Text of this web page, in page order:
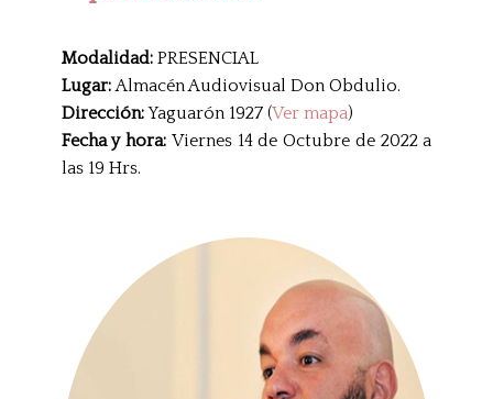
Modalidad: PRESENCIAL
Lugar:Almacén Audiovisual Don Obdulio.
Dirección:Yaguarón 1927 (Ver mapa)
Fecha y hora: Viernes 14 de Octubre de 2022 a
las 19 Hrs.